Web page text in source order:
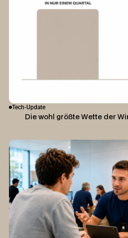
Tech-Update
Die wohl größte Wette der